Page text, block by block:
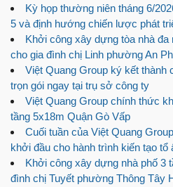
Kỳ họp thường niên tháng 6/
5 và định hướng chiến lược phát
Khởi công xây dựng tòa nhà
cho gia đình chị Linh phường An
Việt Quang Group ký kết thành
trọn gói ngay tại trụ sở công ty
Việt Quang Group chính thức
tầng 5x18m Quận Gò Vấp
Cuối tuần của Việt Quang
khởi đầu cho hành trình kiến tạo tổ
Khởi công xây dựng nhà phố 3
đình chị Tuyết phường Thông Tây